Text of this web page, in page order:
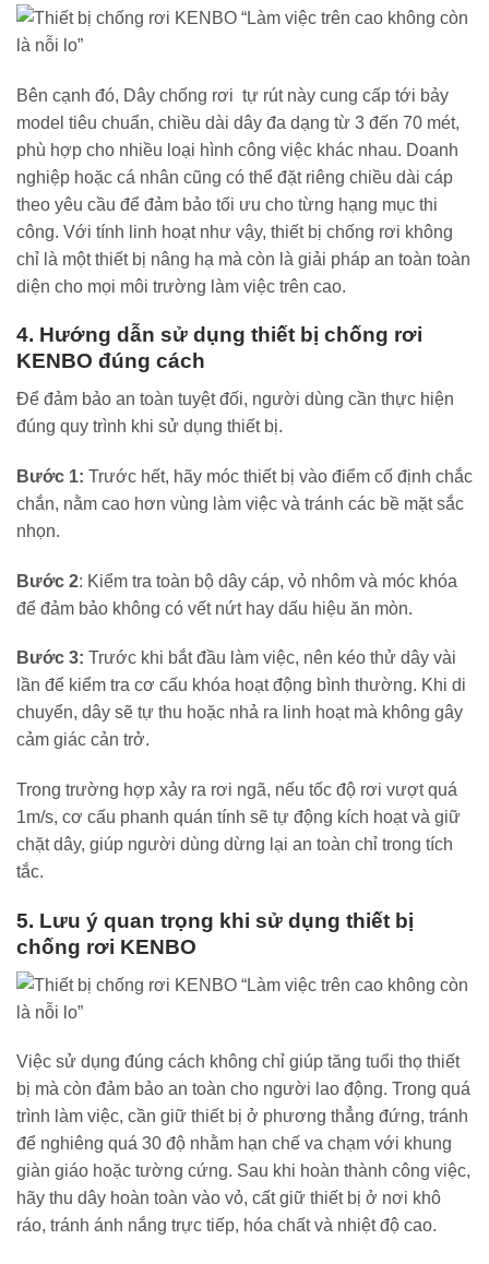
Bên cạnh đó, Dây chống rơi tự rút này cung cấp tới bảy
model tiêu chuẩn, chiều dài dây đa dạng từ 3 đến 70 mét,
phù hợp cho nhiều loại hình công việc khác nhau. Doanh
nghiệp hoặc cá nhân cũng có thể đặt riêng chiều dài cáp
theo yêu cầu để đảm bảo tối ưu cho từng hạng mục thi
công. Với tính linh hoạt như vậy, thiết bị chống rơi không
chỉ là một thiết bị nâng hạ mà còn là giải pháp an toàn toàn
diện cho mọi môi trường làm việc trên cao.
4. Hướng dẫn sử dụng thiết bị chống rơi
KENBO đúng cách
Để đảm bảo an toàn tuyệt đối, người dùng cần thực hiện
đúng quy trình khi sử dụng thiết bị.
Bước 1: Trước hết, hãy móc thiết bị vào điểm cố định chắc
chắn, nằm cao hơn vùng làm việc và tránh các bề mặt sắc
nhọn.
Bước 2: Kiểm tra toàn bộ dây cáp, vỏ nhôm và móc khóa
để đảm bảo không có vết nứt hay dấu hiệu ăn mòn.
Bước 3: Trước khi bắt đầu làm việc, nên kéo thử dây vài
lần để kiểm tra cơ cấu khóa hoạt động bình thường. Khi di
chuyển, dây sẽ tự thu hoặc nhả ra linh hoạt mà không gây
cảm giác cản trở.
Trong trường hợp xảy ra rơi ngã, nếu tốc độ rơi vượt quá
1m/s, cơ cấu phanh quán tính sẽ tự động kích hoạt và giữ
chặt dây, giúp người dùng dừng lại an toàn chỉ trong tích
tắc.
5. Lưu ý quan trọng khi sử dụng thiết bị
chống rơi KENBO
Việc sử dụng đúng cách không chỉ giúp tăng tuổi thọ thiết
bị mà còn đảm bảo an toàn cho người lao động. Trong quá
trình làm việc, cần giữ thiết bị ở phương thẳng đứng, tránh
để nghiêng quá 30 độ nhằm hạn chế va chạm với khung
giàn giáo hoặc tường cứng. Sau khi hoàn thành công việc,
hãy thu dây hoàn toàn vào vỏ, cất giữ thiết bị ở nơi khô
ráo, tránh ánh nắng trực tiếp, hóa chất và nhiệt độ cao.